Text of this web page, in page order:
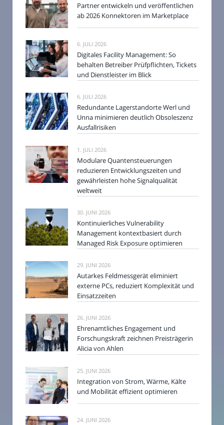
Partner entwickeln und veröffentlichen
ab 2026 Konnektoren im Marketplace
6. JULI 2026
Digitales Facility Management: So
behalten Betreiber Prüfpflichten, Tickets
und Dienstleister im Blick
6. JULI 2026
Redundante Lagerstandorte Werl und
Unna minimieren deutlich Obsoleszenz
Ausfallrisiken
1. JULI 2026
Modulare Quantensteuerungen
reduzieren Entwicklungszeiten und
gewährleisten hohe Signalqualität
weltweit
30. JUNI 2026
Kontinuierliches Vulnerability
Management kontextbasiert durch
Managed Risk Exposure optimieren
29. JUNI 2026
Autarkes Feldmessgerät eliminiert
externe PCs, reduziert Komplexität und
Einsatzzeiten
26. JUNI 2026
Ehrenamtliches Engagement und
Forschungskraft zeichnen Preisträgerin
Alicia von Ahlen
25. JUNI 2026
Integration von Strom, Wärme, Kälte
und Mobilität effizient optimieren
24. JUNI 2026